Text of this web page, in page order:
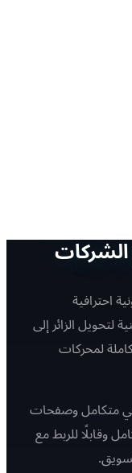
احترافية
الزائر إلى
لمحركات
متكامل وصفحات
وقابلًا للربط مع